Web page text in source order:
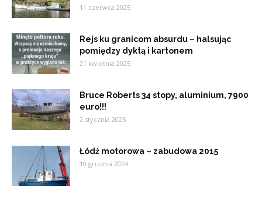
11 czerwca 2025
Rejs ku granicom absurdu – halsując
pomiędzy dyktą i kartonem
21 kwietnia 2025
Bruce Roberts 34 stopy, aluminium, 7900
euro!!!
2 stycznia 2025
Łódź motorowa – zabudowa 2015
10 grudnia 2024